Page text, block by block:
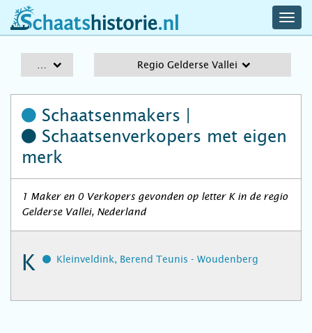
schaatshistorie.nl
Regio Gelderse Vallei
Schaatsenmakers |
Schaatsenverkopers met eigen
merk
1 Maker en 0 Verkopers gevonden op letter K in de regio
Gelderse Vallei, Nederland
K Kleinveldink, Berend Teunis - Woudenberg